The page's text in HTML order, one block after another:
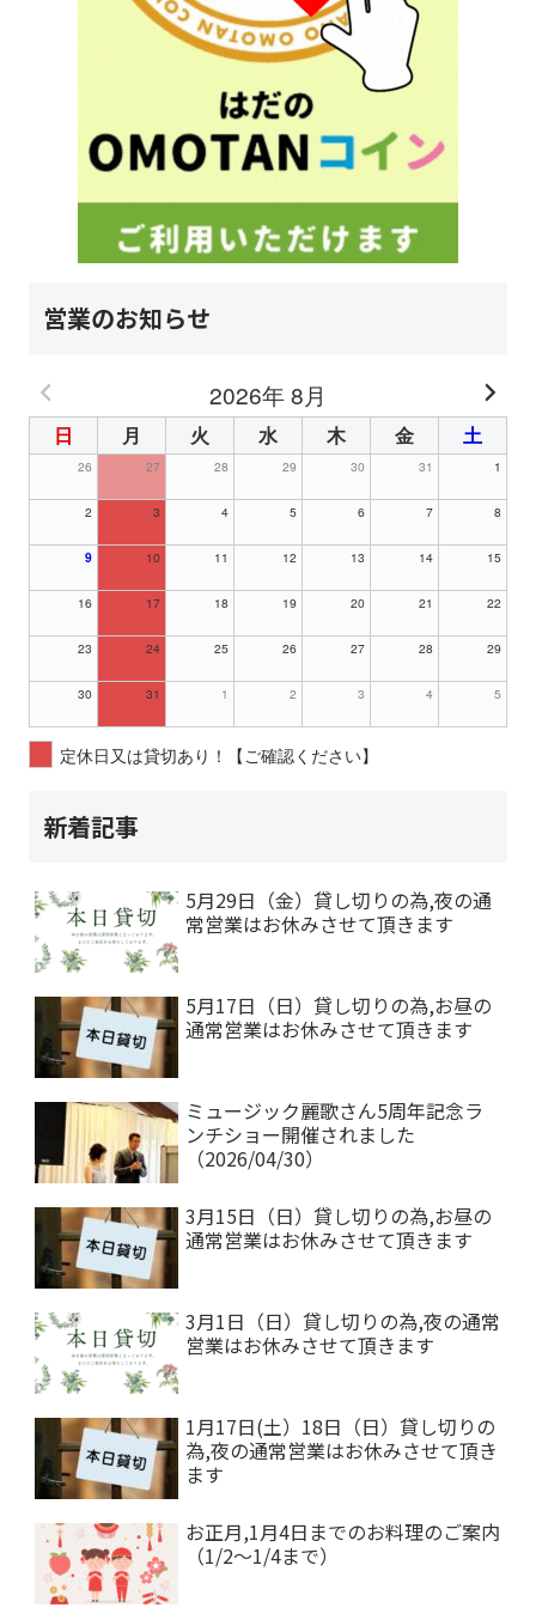
営業のお知らせ
2026年 8月
日 月 火 水 木 金 土
26 27 28 29 30 31 1
2 3 4 5 6 7 8
9 10 11 12 13 14 15
16 17 18 19 20 21 22
23 24 25 26 27 28 29
30 31 1 2 3 4 5
定休日又は貸切あり！【ご確認ください】
新着記事
5月29日（金）貸し切りの為,夜の通
常営業はお休みさせて頂きます
5月17日（日）貸し切りの為,お昼の
通常営業はお休みさせて頂きます
ミュージック麗歌さん5周年記念ラ
ンチショー開催されました
（2026/04/30）
3月15日（日）貸し切りの為,お昼の
通常営業はお休みさせて頂きます
3月1日（日）貸し切りの為,夜の通常
営業はお休みさせて頂きます
1月17日(土）18日（日）貸し切りの
為,夜の通常営業はお休みさせて頂き
ます
お正月,1月4日までのお料理のご案内
（1/2～1/4まで）